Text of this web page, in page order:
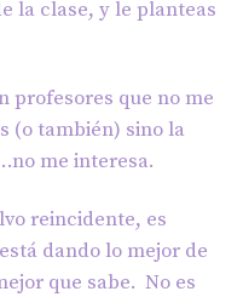
la clase, y le planteas
profesores que no me
(o también) sino la
me interesa.
reincidente, es
dando lo mejor de
que sabe. No es